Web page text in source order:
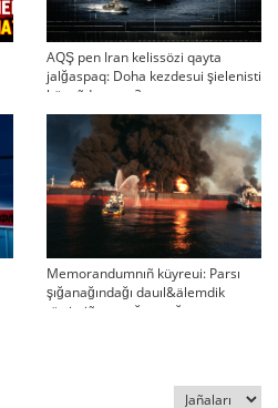
AQŞ pen Iran kelissözi qayta
jalğaspaq: Doha kezdesui şielenisti
bäseñdete me?
Memorandumnıñ küyreui: Parsı
şığanağındağı dauıl&älemdik
tärtiptiñ sın sağatı soğıp twr